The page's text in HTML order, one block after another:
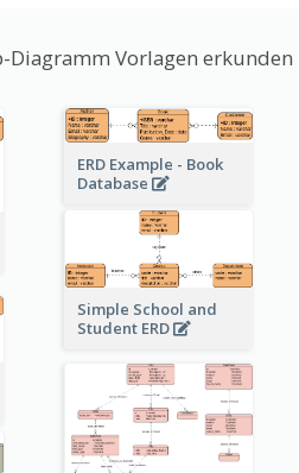
Diagramm Vorlagen erkunden
ERD Example - Book
Database
Simple School and
Student ERD